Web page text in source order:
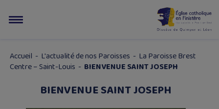
Accueil - L'actualité de nos Paroisses - La Paroisse Brest
Centre – Saint-Louis - BIENVENUE SAINT JOSEPH
BIENVENUE SAINT JOSEPH